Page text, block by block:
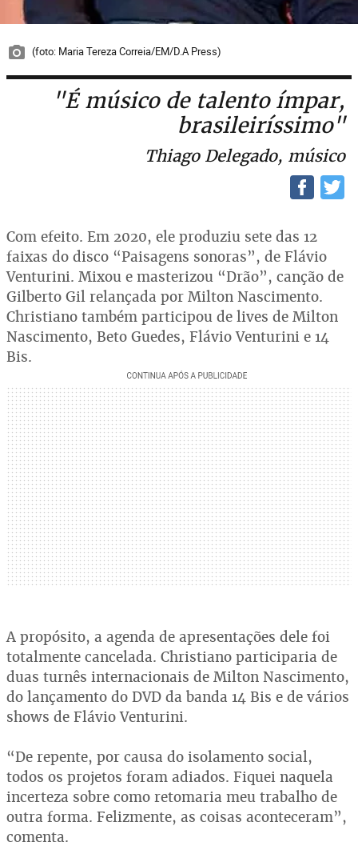
(foto: Maria Tereza Correia/EM/D.A Press)
"É músico de talento ímpar,
brasileiríssimo"
Thiago Delegado, músico
Com efeito. Em 2020, ele produziu sete das 12
faixas do disco “Paisagens sonoras”, de Flávio
Venturini. Mixou e masterizou “Drão”, canção de
Gilberto Gil relançada por Milton Nascimento.
Christiano também participou de lives de Milton
Nascimento, Beto Guedes, Flávio Venturini e 14
Bis.
A propósito, a agenda de apresentações dele foi
totalmente cancelada. Christiano participaria de
duas turnês internacionais de Milton Nascimento,
do lançamento do DVD da banda 14 Bis e de vários
shows de Flávio Venturini.
“De repente, por causa do isolamento social,
todos os projetos foram adiados. Fiquei naquela
incerteza sobre como retomaria meu trabalho de
outra forma. Felizmente, as coisas aconteceram”,
comenta.